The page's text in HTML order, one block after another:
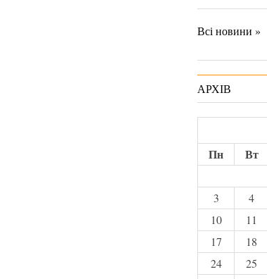
Всі новини »
АРХІВ
Пн
Вт
3
4
10
11
17
18
24
25